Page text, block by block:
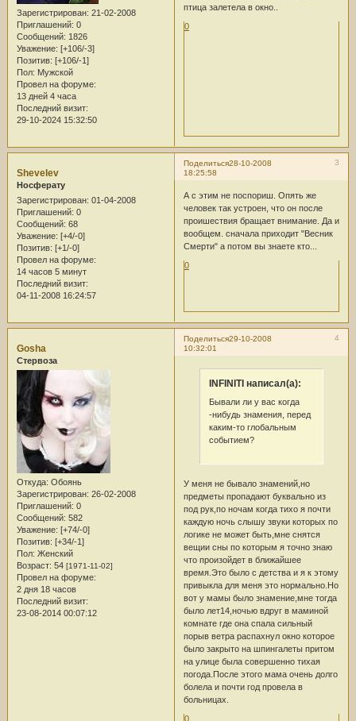
Зарегистрирован: 21-02-2008
Приглашений: 0
Сообщений: 1826
Уважение: [+106/-3]
Позитив: [+106/-1]
Пол: Мужской
Провел на форуме:
13 дней 4 часа
Последний визит:
29-10-2024 15:32:50
птица залетела в окно..
0
Поделиться 3
28-10-2008
18:25:58
Shevelev
Носферату
Зарегистрирован: 01-04-2008
Приглашений: 0
Сообщений: 68
Уважение: [+4/-0]
Позитив: [+1/-0]
Провел на форуме:
14 часов 5 минут
Последний визит:
04-11-2008 16:24:57
А с этим не поспориш. Опять же
человек так устроен, что он после
проишествия бращает внимание. Да и
вообщем. сначала приходит "Весник
Смерти" а потом вы знаете кто...
0
Поделиться 4
29-10-2008
10:32:01
Gosha
Стервоза
Откуда: Обоянь
Зарегистрирован: 26-02-2008
Приглашений: 0
Сообщений: 582
Уважение: [+74/-0]
Позитив: [+34/-1]
Пол: Женский
Возраст: 54 [1971-11-02]
Провел на форуме:
2 дня 18 часов
Последний визит:
23-08-2014 00:07:12
INFINITI написал(а):
Бывали ли у вас когда
-нибудь знамения, перед
каким-то глобальным
событием?
У меня не бывало знамений,но
предметы пропадают буквально из
под рук,по ночам когда тихо я почти
каждую ночь слышу звуки которых по
логике не может быть,мне снятся
вещии сны по которым я точно знаю
что произойдет в ближайшее
время.Это было с детства и я к этому
привыкла для меня это нормально.Но
вот у мамы было знамение,мне тогда
было лет14,ночью вдруг в маминой
комнате где она спала сильный
порыв ветра распахнул окно которое
было закрыто на шпингалеты притом
на улице была совершенно тихая
погода.После этого мама очень долго
болела и почти год провела в
больницах.
0